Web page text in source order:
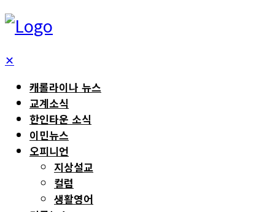
✕
캐롤라이나 뉴스
교계소식
한인타운 소식
이민뉴스
오피니언
지상설교
컬럼
생활영어